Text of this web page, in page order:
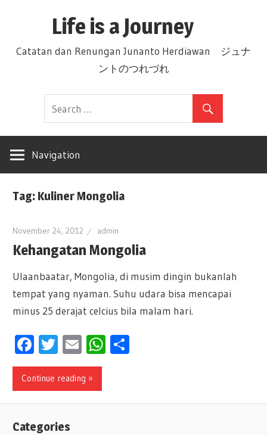
Life is a Journey
Catatan dan Renungan Junanto Herdiawan ジュナ
ントのつれづれ
Navigation
Tag: Kuliner Mongolia
November 24, 2012 admin
Kehangatan Mongolia
Ulaanbaatar, Mongolia, di musim dingin bukanlah
tempat yang nyaman. Suhu udara bisa mencapai
minus 25 derajat celcius bila malam hari.
Facebook
Twitter
EmailWhatsApp
Continue reading »
Categories